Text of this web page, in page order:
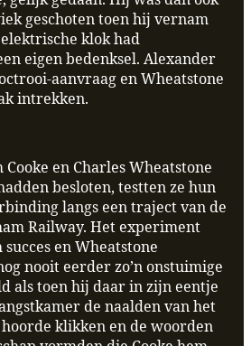
geschoten toen hij vernam
klok had
eigen bedenksel. Alexander
aanvraag en Wheatstone
intrekken.
en Charles Wheatstone
besloten, testten ze hun
langs een traject van de
Railway. Het experiment
en Wheatstone
nooit eerder zo’n onstuimige
als toen hij daar in zijn eentje
de naalden van het
klikken en de woorden